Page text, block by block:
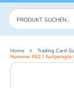
Produkte suchen
Home
Trading Card
Nummer 052 I Aufgeregte